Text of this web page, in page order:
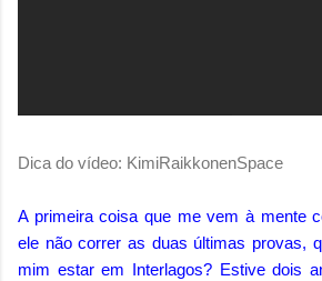
Dica do vídeo: KimiRaikkonenSpace
A primeira coisa que me vem à mente
ele não correr as duas últimas provas,
mim estar em Interlagos? Estive dois